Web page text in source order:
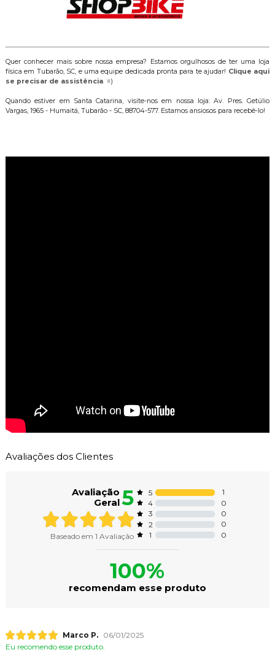
Quer conhecer mais sobre nossa empresa? Estamos orgulhosos de ter uma loja
física em Tubarão, SC, e uma equipe dedicada pronta para te ajudar! Clique aqui
se precisar de assistência =)
Quando estiver em Santa Catarina, visite-nos em nossa loja: Av. Pres. Getúlio
Vargas, 1965 - Humaitá, Tubarão - SC, 88704-577. Estamos ansiosos para recebê-lo!
Avaliações dos Clientes
Avaliação
Geral5
Baseado em 1 Avaliação
5
1
4
0
3
0
2
0
1
0
100%
recomendam esse produto
Marco P.
06/01/2025
Eu recomendo esse produto.